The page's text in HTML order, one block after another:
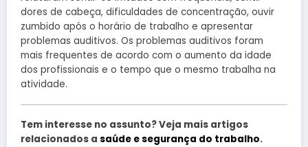
dores de cabeça, dificuldades de concentração, ouvir
zumbido após o horário de trabalho e apresentar
problemas auditivos. Os problemas auditivos foram
mais frequentes de acordo com o aumento da idade
dos profissionais e o tempo que o mesmo trabalha na
atividade.
Tem interesse no assunto? Veja mais artigos
relacionados a saúde e segurança do trabalho.